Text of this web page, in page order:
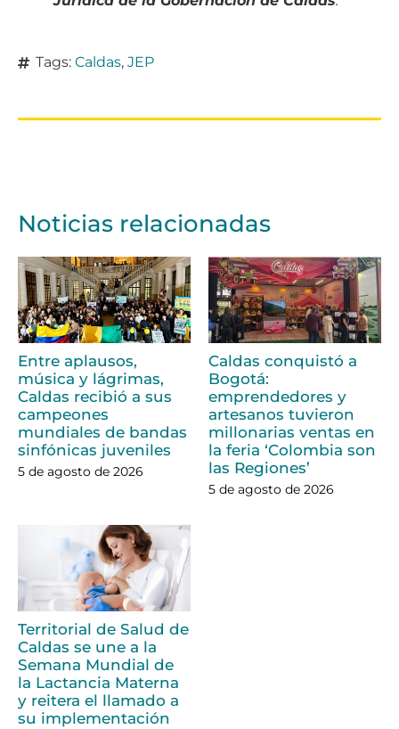
Tags: Caldas, JEP
Noticias relacionadas
Entre aplausos,
música y lágrimas,
Caldas recibió a sus
campeones
mundiales de bandas
sinfónicas juveniles
5 de agosto de 2026
Caldas conquistó a
Bogotá:
emprendedores y
artesanos tuvieron
millonarias ventas en
la feria ‘Colombia son
las Regiones’
5 de agosto de 2026
Territorial de Salud de
Caldas se une a la
Semana Mundial de
la Lactancia Materna
y reitera el llamado a
su implementación